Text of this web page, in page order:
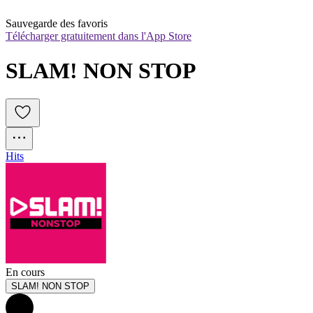
Sauvegarde des favoris
Télécharger gratuitement dans l'App Store
SLAM! NON STOP
Hits
En cours
SLAM! NON STOP